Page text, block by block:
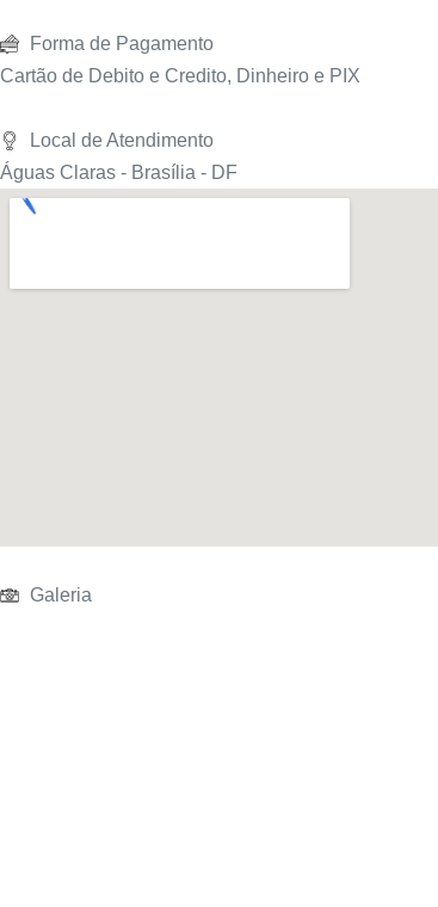
Forma de Pagamento
Cartão de Debito e Credito, Dinheiro e PIX
Local de Atendimento
Águas Claras - Brasília - DF
Galeria